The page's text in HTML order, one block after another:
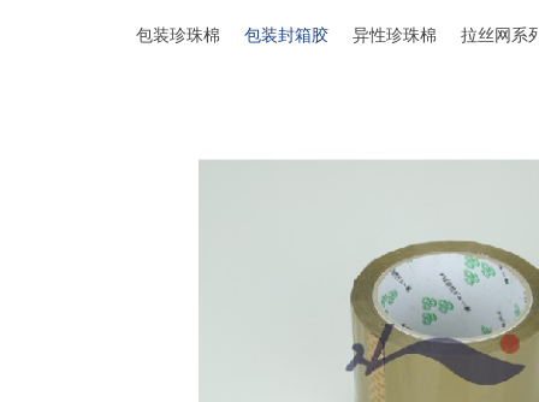
包装珍珠棉 包装封箱胶 异性珍珠棉 拉丝网系